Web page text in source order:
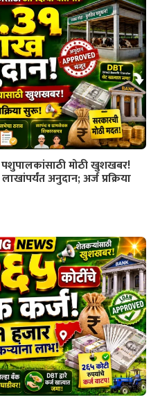
मोठी खुशखबर!
अनुदान; अर्ज प्रक्रिया